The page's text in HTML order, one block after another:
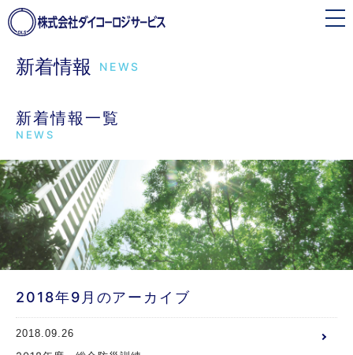
toggle
navigation
新着情報 NEWS
新着情報一覧
NEWS
2018年9月のアーカイブ
2018.09.26